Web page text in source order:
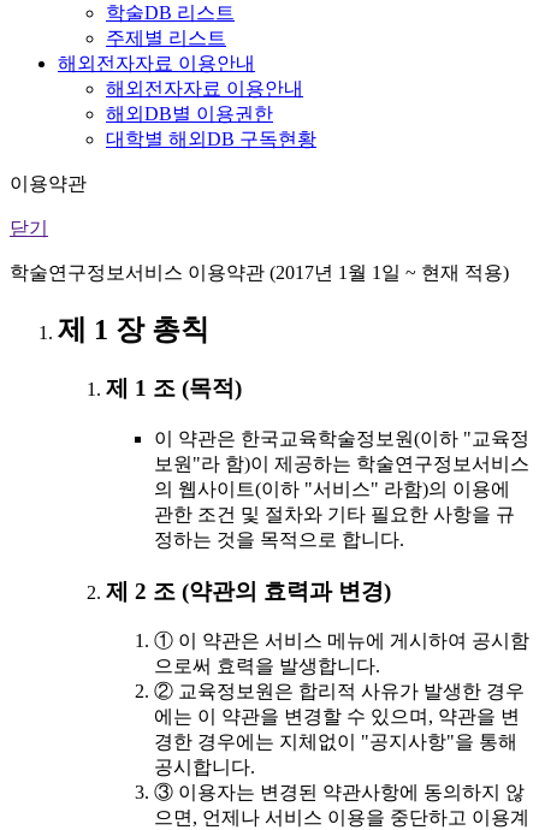
학술DB 리스트
주제별 리스트
해외전자자료 이용안내
해외전자자료 이용안내
해외DB별 이용권한
대학별 해외DB 구독현황
이용약관
닫기
학술연구정보서비스 이용약관 (2017년 1월 1일 ~ 현재 적용)
제 1 장 총칙
제 1 조 (목적)
이 약관은 한국교육학술정보원(이하 "교육정
보원"라 함)이 제공하는 학술연구정보서비스
의 웹사이트(이하 "서비스" 라함)의 이용에
관한 조건 및 절차와 기타 필요한 사항을 규
정하는 것을 목적으로 합니다.
제 2 조 (약관의 효력과 변경)
① 이 약관은 서비스 메뉴에 게시하여 공시함
으로써 효력을 발생합니다.
② 교육정보원은 합리적 사유가 발생한 경우
에는 이 약관을 변경할 수 있으며, 약관을 변
경한 경우에는 지체없이 "공지사항"을 통해
공시합니다.
③ 이용자는 변경된 약관사항에 동의하지 않
으면, 언제나 서비스 이용을 중단하고 이용계